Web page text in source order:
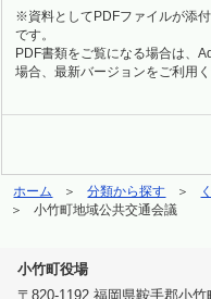
※資料としてPDFファイルが添
です。
PDF書類をご覧になる場合は、
場合、最新バージョンをご利用く
ホーム 分類から探す
小竹町地域公共交通会議
小竹町役場
〒820-1192 福岡県鞍手郡小竹